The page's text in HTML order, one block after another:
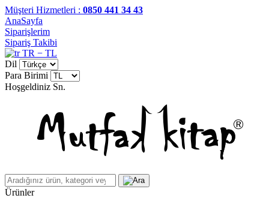
Müşteri Hizmetleri : 0850 441 34 43
AnaSayfa
Siparişlerim
Sipariş Takibi
TR − TL
Dil
Para Birimi
Hoşgeldiniz Sn.
Ürünler